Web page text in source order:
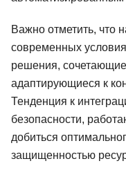
Важно отметить, что
современных
решения,
адаптирующиеся к
Тенденция к
безопасности,
добиться
защищенностью